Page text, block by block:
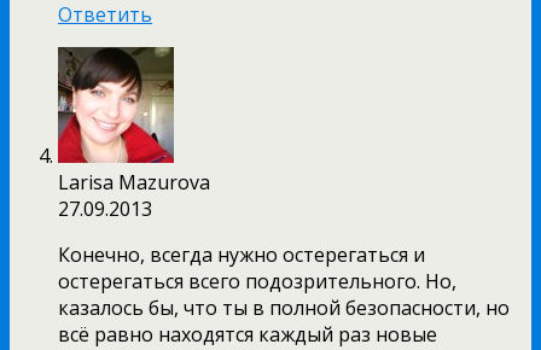
Ответить
Larisa Mazurova
27.09.2013
Конечно, всегда нужно остерегаться и
остерегаться всего подозрительного. Но,
казалось бы, что ты в полной безопасности, но
всё равно находятся каждый раз новые